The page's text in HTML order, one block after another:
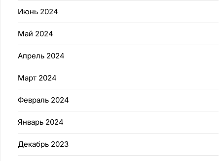
Июнь 2024
Май 2024
Апрель 2024
Март 2024
Февраль 2024
Январь 2024
Декабрь 2023